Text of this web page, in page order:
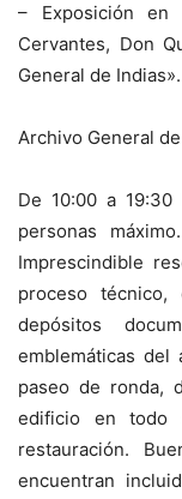
– Exposición
Cervantes, Don
General de Indias».
Archivo General
De 10:00 a
personas
Imprescindible
proceso
depósitos
emblemáticas
paseo de ronda,
edificio en todo
restauración.
encuentran